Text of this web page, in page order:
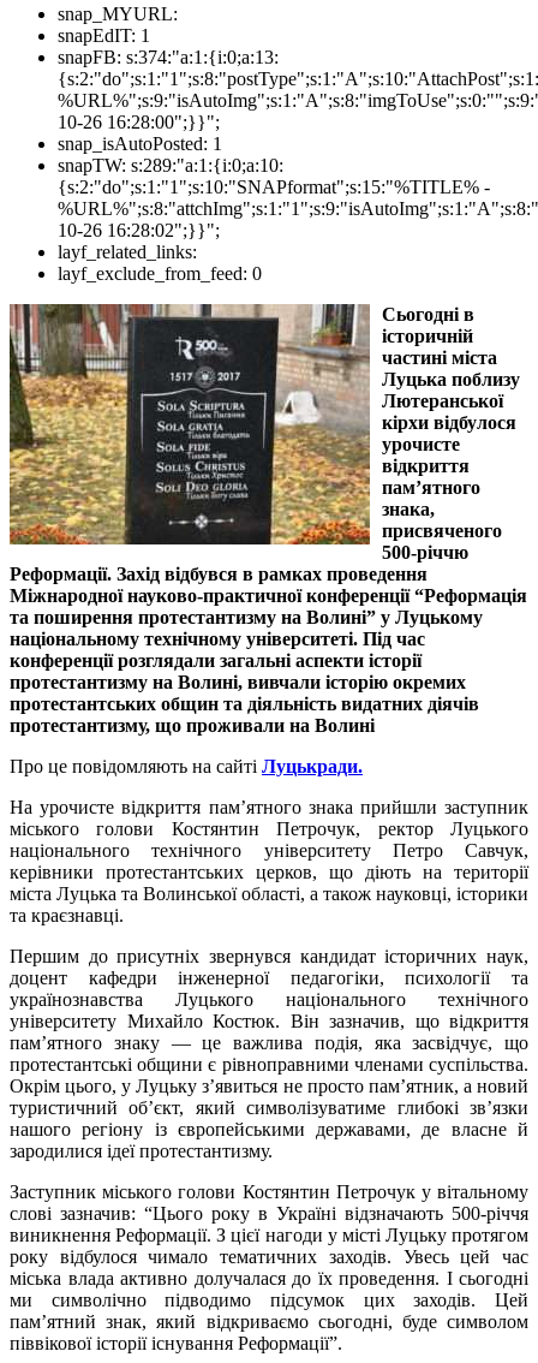
snap_MYURL:
snapEdIT: 1
snapFB: s:374:"a:1:{i:0;a:13:
10-26 16:28:00";}}";
snap_isAutoPosted: 1
snapTW: s:289:"a:1:{i:0;a:10:
{s:2:"do";s:1:"1";s:10:"SNAPformat";s:15:"%TITLE% -
10-26 16:28:02";}}";
layf_related_links:
layf_exclude_from_feed: 0
Сьогодні в
історичній
частині міста
Луцька поблизу
Лютеранської
кірхи відбулося
урочисте
відкриття
пам’ятного
знака,
присвяченого
500-річчю
Реформації. Захід відбувся в рамках проведення
Міжнародної науково-практичної конференції “Реформація
та поширення протестантизму на Волині” у Луцькому
національному технічному університеті. Під час
конференції розглядали загальні аспекти історії
протестантизму на Волині, вивчали історію окремих
протестантських общин та діяльність видатних діячів
протестантизму, що проживали на Волині
Про це повідомляють на сайті Луцькради.
На урочисте відкриття пам’ятного знака прийшли заступник
міського голови Костянтин Петрочук, ректор Луцького
національного технічного університету Петро Савчук,
керівники протестантських церков, що діють на території
міста Луцька та Волинської області, а також науковці, історики
та краєзнавці.
Першим до присутніх звернувся кандидат історичних наук,
доцент кафедри інженерної педагогіки, психології та
українознавства Луцького національного технічного
університету Михайло Костюк. Він зазначив, що відкриття
пам’ятного знаку — це важлива подія, яка засвідчує, що
протестантські общини є рівноправними членами суспільства.
Окрім цього, у Луцьку з’явиться не просто пам’ятник, а новий
туристичний об’єкт, який символізуватиме глибокі зв’язки
нашого регіону із європейськими державами, де власне й
зародилися ідеї протестантизму.
Заступник міського голови Костянтин Петрочук у вітальному
слові зазначив: “Цього року в Україні відзначають 500-річчя
виникнення Реформації. З цієї нагоди у місті Луцьку протягом
року відбулося чимало тематичних заходів. Увесь цей час
міська влада активно долучалася до їх проведення. І сьогодні
ми символічно підводимо підсумок цих заходів. Цей
пам’ятний знак, який відкриваємо сьогодні, буде символом
піввікової історії існування Реформації”.